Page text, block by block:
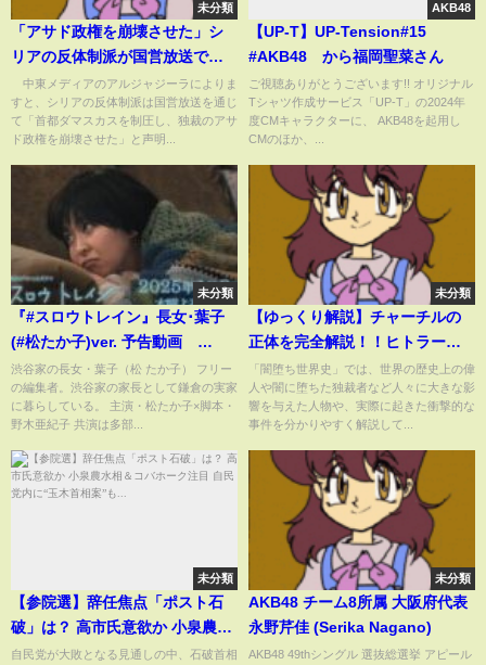
未分類
「アサド政権を崩壊させた」シ
リアの反体制派が国営放送で声
明(2024年12月8日)
中東メディアのアルジャジーラによりま
すと、シリアの反体制派は国営放送を通じ
て「首都ダマスカスを制圧し、独裁のアサ
ド政権を崩壊させた」と声明...
AKB48
【UP-T】UP-Tension#15
#AKB48 から福岡聖菜さん
ご視聴ありがとうございます!! オリジナル
Tシャツ作成サービス「UP-T」の2024年
度CMキャラクターに、 AKB48を起用し
CMのほか、...
未分類
『#スロウトレイン』長女･葉子
(#松たか子)ver. 予告動画
1/2(木)よる9時【TBS】
渋谷家の長女・葉子（松 たか子） フリー
の編集者。渋谷家の家長として鎌倉の実家
に暮らしている。 主演・松たか子×脚本・
野木亜紀子 共演は多部...
未分類
【ゆっくり解説】チャーチルの
正体を完全解説！！ヒトラーか
ら世界を救ったのか！？
「闇堕ち世界史」では、世界の歴史上の偉
人や闇に堕ちた独裁者など人々に大きな影
響を与えた人物や、実際に起きた衝撃的な
事件を分かりやすく解説して...
未分類
【参院選】辞任焦点「ポスト石
破」は？ 高市氏意欲か 小泉農水
相＆コバホーク注目 自民党内
自民党が大敗となる見通しの中、石破首相
未分類
AKB48 チーム8所属 大阪府代表
永野芹佳 (Serika Nagano)
AKB48 49thシングル 選抜総選挙 アピール